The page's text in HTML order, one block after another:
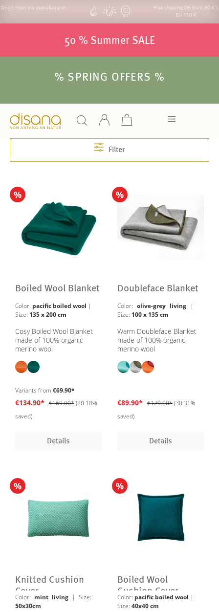
Direct from the manufacturer
Free shipping DE from 80 € |
EU 150 €
50 % Summer SALE
% SPRING OFFERS %
Filter
%
Boiled Wool Blanket
Color: pacific boiled wool |
Size: 135 x 200 cm
Cosy Boiled Wool Blanket
made of 100% organic
merino wool
Variants from €69.90*
€134.90* €169.00*(20.18%
saved)
Details
%
Doubleface Blanket
Color: olive-grey living
|
Size: 100 x 135 cm
Warm Doubleface Blanket
made of 100% organic
merino wool
€89.90* €129.00*(30.31%
saved)
Details
%
Knitted Cushion
Cover
Color: mint living
| Size:
50x30cm
%
Boiled Wool
Cushion Cover
Color: pacific boiled wool |
Size: 40x40 cm